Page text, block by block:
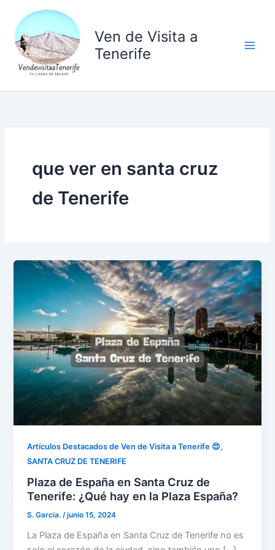
contenido
Ven de Visita a
Tenerife
que ver en santa cruz
de Tenerife
Artículos Destacados de Ven de Visita a Tenerife 😍,
SANTA CRUZ DE TENERIFE
Plaza de España en Santa Cruz de
Tenerife: ¿Qué hay en la Plaza España?
S. García./junio 15, 2024
La Plaza de España en Santa Cruz de Tenerife no es